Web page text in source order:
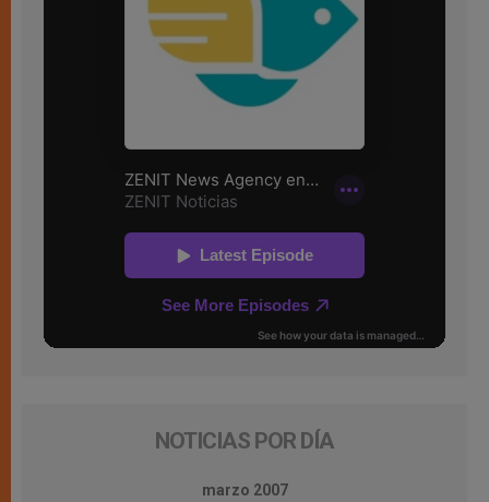
NOTICIAS POR DÍA
marzo 2007